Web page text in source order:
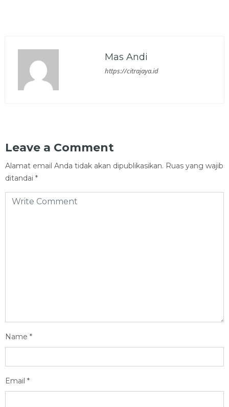
Mas Andi
https://citrajaya.id
Leave a Comment
Alamat email Anda tidak akan dipublikasikan. Ruas yang wajib
ditandai *
Name *
Email *